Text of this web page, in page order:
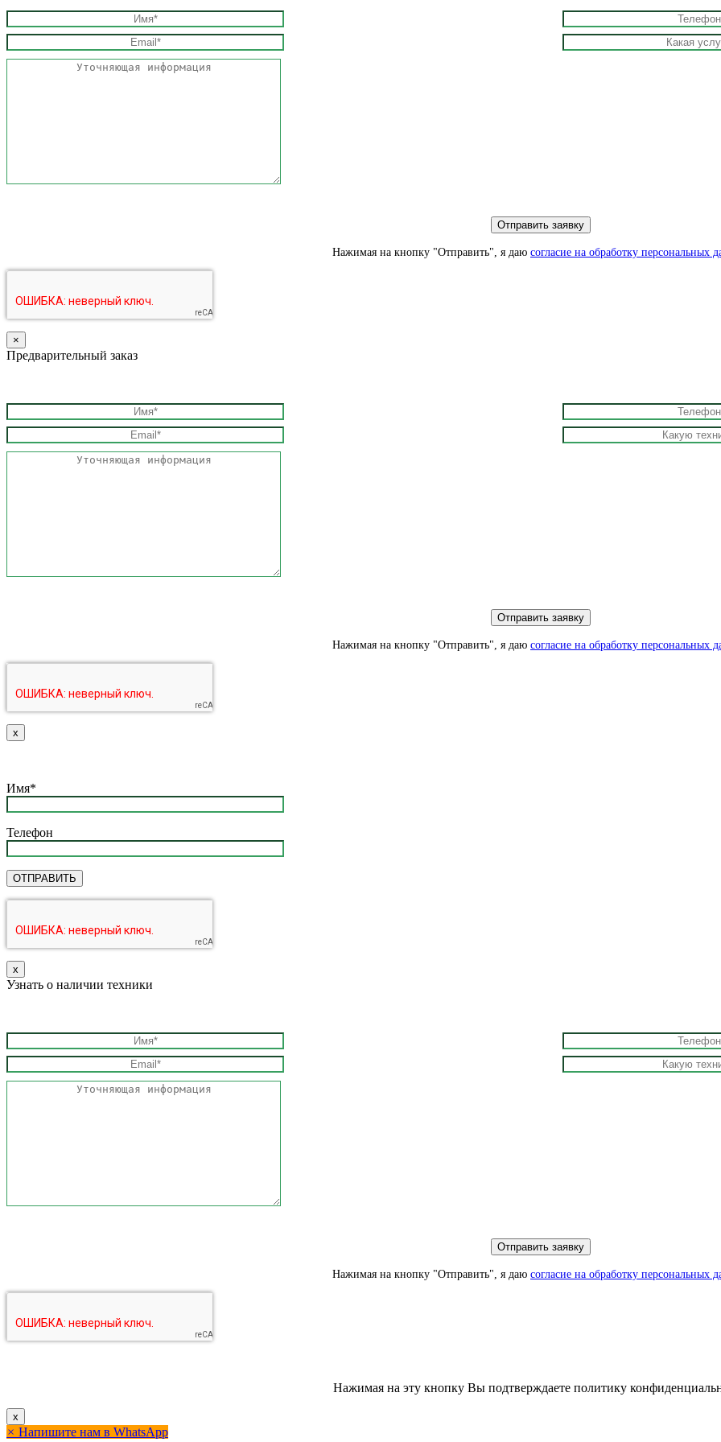
Нажимая на кнопку "Отправить", я даю согласие на обработку персональных
×
Предварительный заказ
Нажимая на кнопку "Отправить", я даю согласие на обработку персональных
х
Имя*
Телефон
х
Узнать о наличии техники
Нажимая на кнопку "Отправить", я даю согласие на обработку персональных
Нажимая на эту кнопку Вы подтверждаете политику
x
× Напишите нам в WhatsApp